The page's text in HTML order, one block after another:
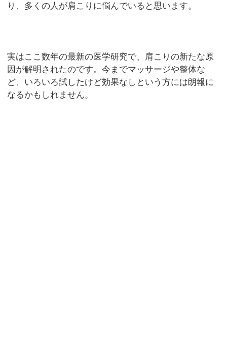
り、多くの人が肩こりに悩んでいると思います。
実はここ数年の最新の医学研究で、肩こりの新たな原
因が解明されたのです。今までマッサージや整体な
ど、いろいろ試したけど効果なしという方には朗報に
なるかもしれません。